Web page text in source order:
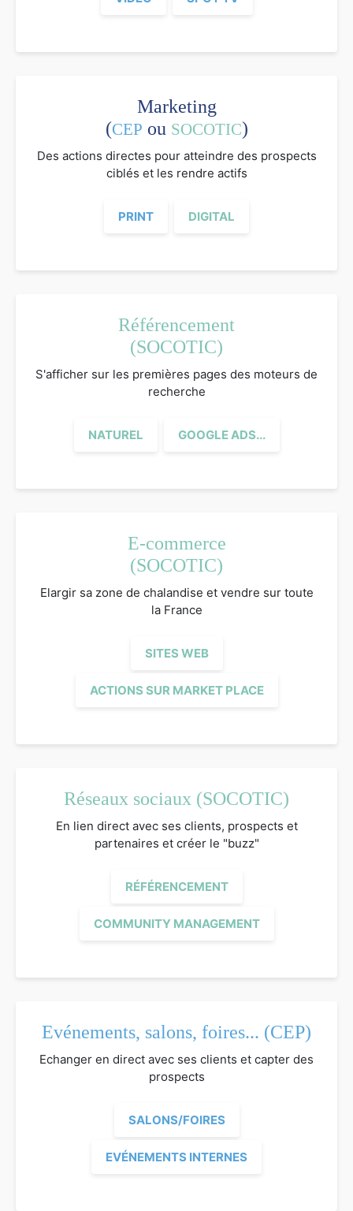
Marketing
(CEP ou SOCOTIC)
Des actions directes pour atteindre des prospects
ciblés et les rendre actifs
PRINT DIGITAL
Référencement
(SOCOTIC)
S'afficher sur les premières pages des moteurs de
recherche
NATUREL GOOGLE ADS...
E-commerce
(SOCOTIC)
Elargir sa zone de chalandise et vendre sur toute
la France
SITES WEB
ACTIONS SUR MARKET PLACE
Réseaux sociaux (SOCOTIC)
En lien direct avec ses clients, prospects et
partenaires et créer le "buzz"
RÉFÉRENCEMENT
COMMUNITY MANAGEMENT
Evénements, salons, foires... (CEP)
Echanger en direct avec ses clients et capter des
prospects
SALONS/FOIRES
EVÉNEMENTS INTERNES